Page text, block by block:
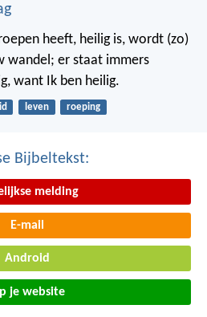
heeft, heilig is, wordt (zo)
wandel; er staat immers
want Ik ben heilig.
leven roeping
Bijbeltekst:
melding
E-mail
Android
je website